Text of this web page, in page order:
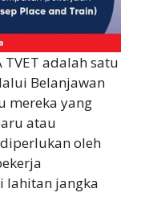
TVET adalah satu
Belanjawan
mereka yang
atau
oleh
lahitan jangka